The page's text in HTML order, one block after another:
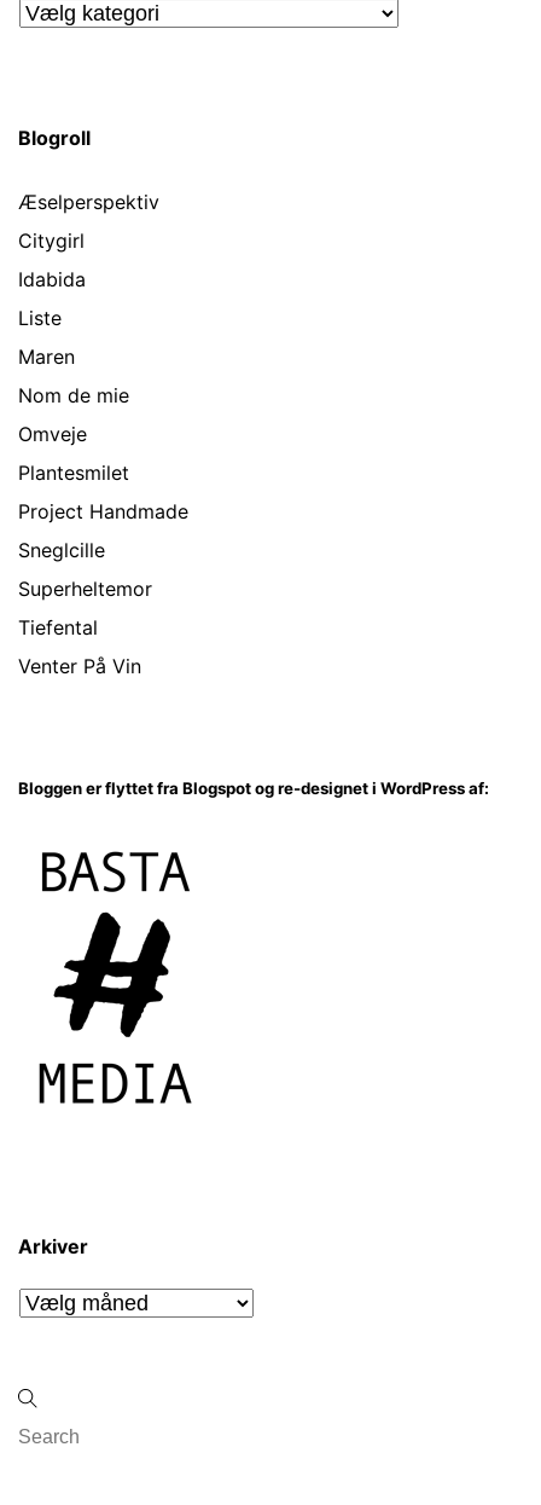
Kategorier
Blogroll
Æselperspektiv
Citygirl
Idabida
Liste
Maren
Nom de mie
Omveje
Plantesmilet
Project Handmade
Sneglcille
Superheltemor
Tiefental
Venter På Vin
Bloggen er flyttet fra Blogspot og re-designet i WordPress af:
Arkiver
Arkiver